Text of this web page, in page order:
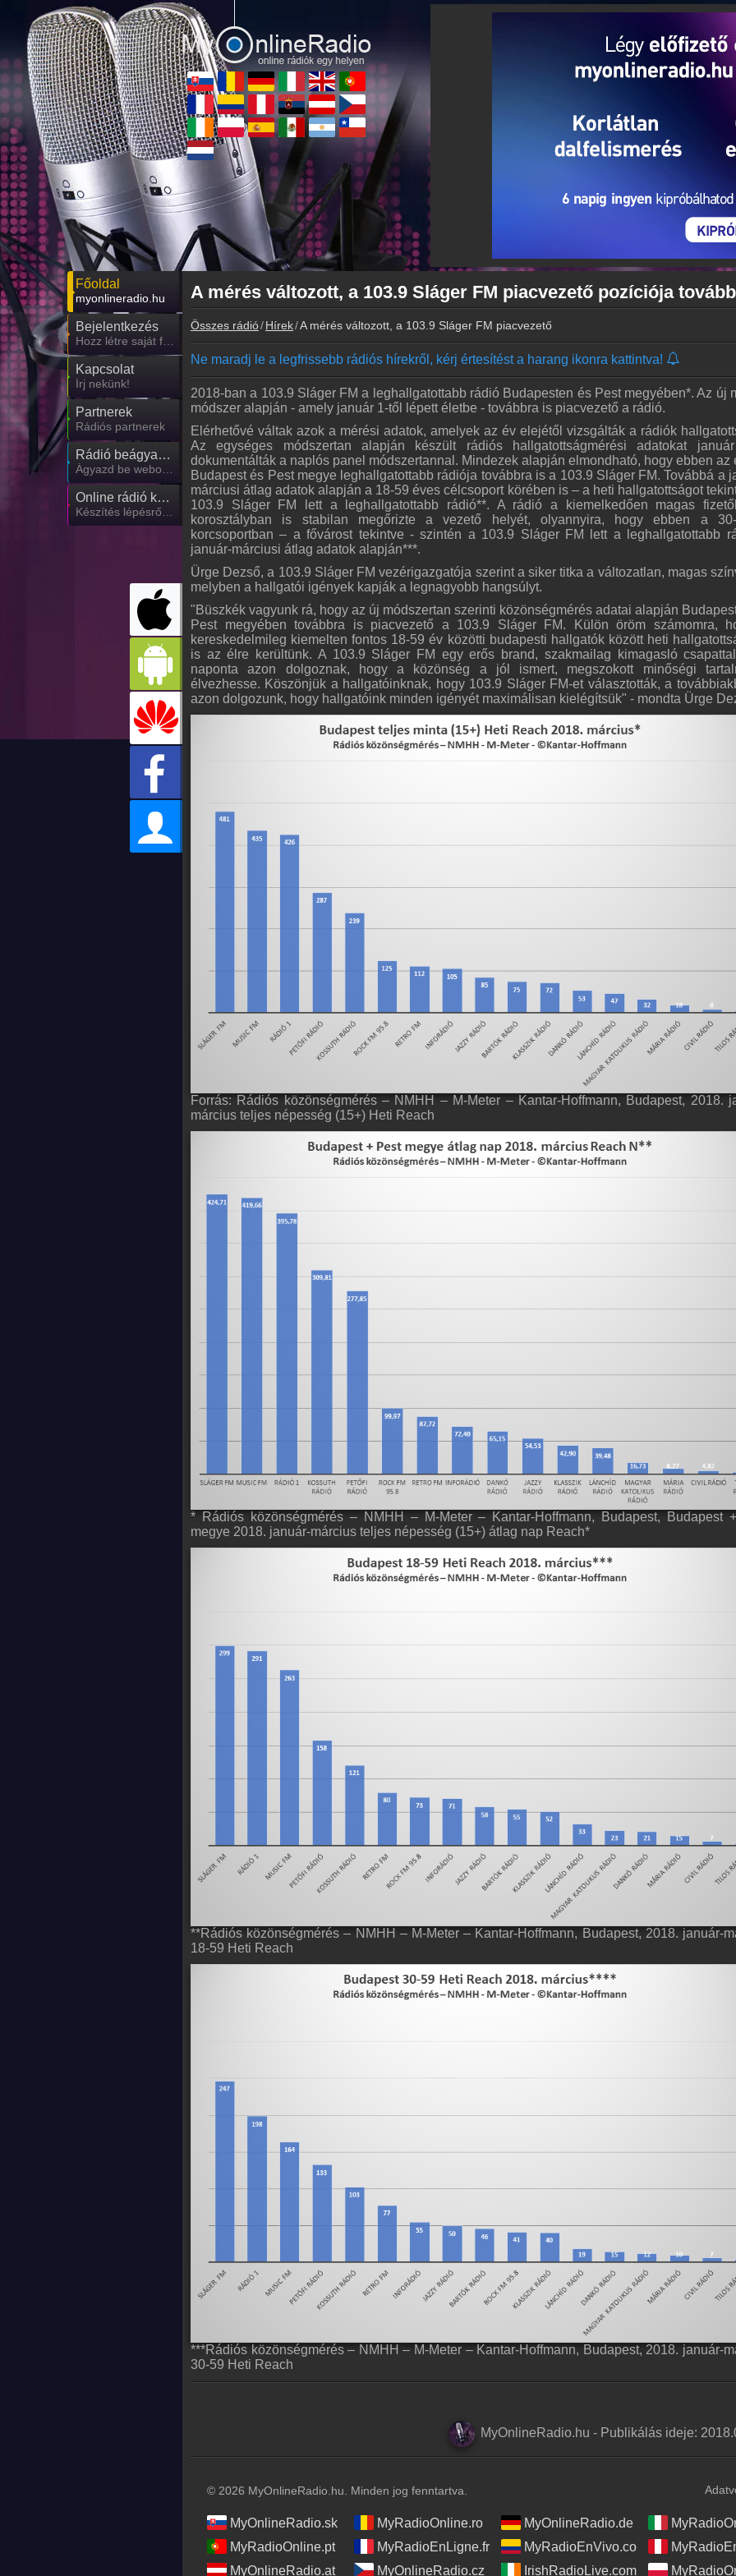
Főoldal
myonlineradio.hu
Bejelentkezés
Kapcsolat
Írj nekünk!
Partnerek
Rádiós partnerek
Rádió beágyazás
Online rádió készítés
A mérés változott, a 103.9 Sláger FM piacvezető pozíciója
Összes rádió Hírek A mérés változott, a 103.9 Sláger FM piacvezető pozíciója tovább erősödött
Ne maradj le a legfrissebb rádiós hírekről, kérj értesítést a harang ikonra kattintva!
2018-ban a 103.9 Sláger FM a leghallgatottabb rádió Budapesten és Pest megyében*. Az új
módszer alapján - amely január 1-től lépett életbe - továbbra is piacvezető a rádió.
Elérhetővé váltak azok a mérési adatok, amelyek az év elejétől vizsgálták a rádiók
Az egységes módszertan alapján készült rádiós hallgatottságmérési adatokat
dokumentálták a naplós panel módszertannal. Mindezek alapján elmondható, hogy ebben az
Budapest és Pest megye leghallgatottabb rádiója továbbra is a 103.9 Sláger FM. Továbbá a
márciusi átlag adatok alapján a 18-59 éves célcsoport körében is – a heti hallgatottságot
103.9 Sláger FM lett a leghallgatottabb rádió**. A rádió a kiemelkedően magas
korosztályban is stabilan megőrizte a vezető helyét, olyannyira, hogy ebben a 30-
korcsoportban – a fővárost tekintve - szintén a 103.9 Sláger FM lett a leghallgatottabb
január-márciusi átlag adatok alapján***.
Ürge Dezső, a 103.9 Sláger FM vezérigazgatója szerint a siker titka a változatlan, magas
melyben a hallgatói igények kapják a legnagyobb hangsúlyt.
"Büszkék vagyunk rá, hogy az új módszertan szerinti közönségmérés adatai alapján
Pest megyében továbbra is piacvezető a 103.9 Sláger FM. Külön öröm számomra,
kereskedelmileg kiemelten fontos 18-59 év közötti budapesti hallgatók között heti
is az élre kerültünk. A 103.9 Sláger FM egy erős brand, szakmailag kimagasló
naponta azon dolgoznak, hogy a közönség a jól ismert, megszokott minőségi
élvezhesse. Köszönjük a hallgatóinknak, hogy 103.9 Sláger FM-et választották, a
azon dolgozunk, hogy hallgatóink minden igényét maximálisan kielégítsük" - mondta Ürge
Forrás: Rádiós közönségmérés – NMHH – M-Meter – Kantar-Hoffmann, Budapest, 2018.
március teljes népesség (15+) Heti Reach
* Rádiós közönségmérés – NMHH – M-Meter – Kantar-Hoffmann, Budapest, Budapest
megye 2018. január-március teljes népesség (15+) átlag nap Reach*
**Rádiós közönségmérés – NMHH – M-Meter – Kantar-Hoffmann, Budapest, 2018. január-
18-59 Heti Reach
***Rádiós közönségmérés – NMHH – M-Meter – Kantar-Hoffmann, Budapest, 2018. január-
30-59 Heti Reach
MyOnlineRadio.hu - Publikálás ideje:
© 2026 MyOnlineRadio.hu. Minden jog fenntartva.
MyOnlineRadio.sk MyRadioOnline.ro MyOnlineRadio.de
MyRadioOnline.pt
MyRadioEnLigne.fr MyRadioEnVivo.co
MyOnlineRadio.at
MyOnlineRadio.cz IrishRadioLive.com